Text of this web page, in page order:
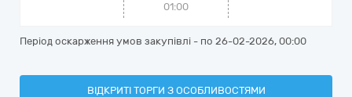
01:00
Період оскарження умов закупівлі - по 26-02-2026, 00:00
ВІДКРИТІ ТОРГИ З ОСОБЛИВОСТЯМИ